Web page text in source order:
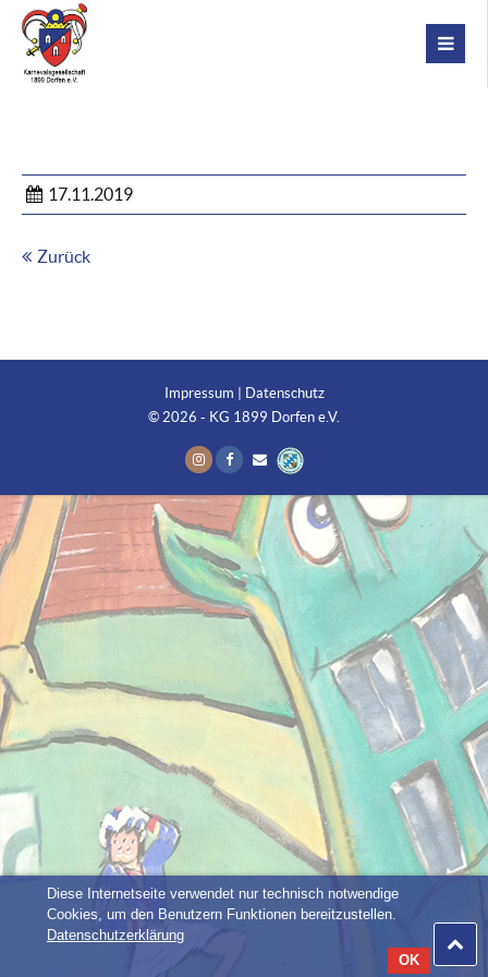
17.11.2019
Zurück
Impressum
Datenschutz
© 2026 - KG 1899 Dorfen e.V.
Diese Internetseite verwendet nur technisch notwendige
Cookies, um den Benutzern Funktionen bereitzustellen.
Datenschutzerklärung
OK